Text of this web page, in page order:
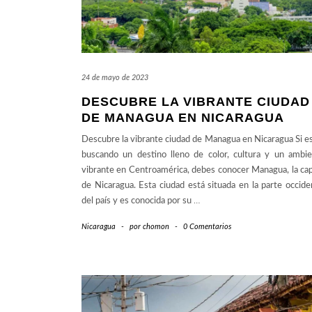
24 de mayo de 2023
DESCUBRE LA VIBRANTE CIUDAD
DE MANAGUA EN NICARAGUA
Descubre la vibrante ciudad de Managua en Nicaragua Si
buscando un destino lleno de color, cultura y un
vibrante en Centroamérica, debes conocer Managua, la
de Nicaragua. Esta ciudad está situada en la parte
del país y es conocida por su …
Nicaragua - por chomon - 0 Comentarios